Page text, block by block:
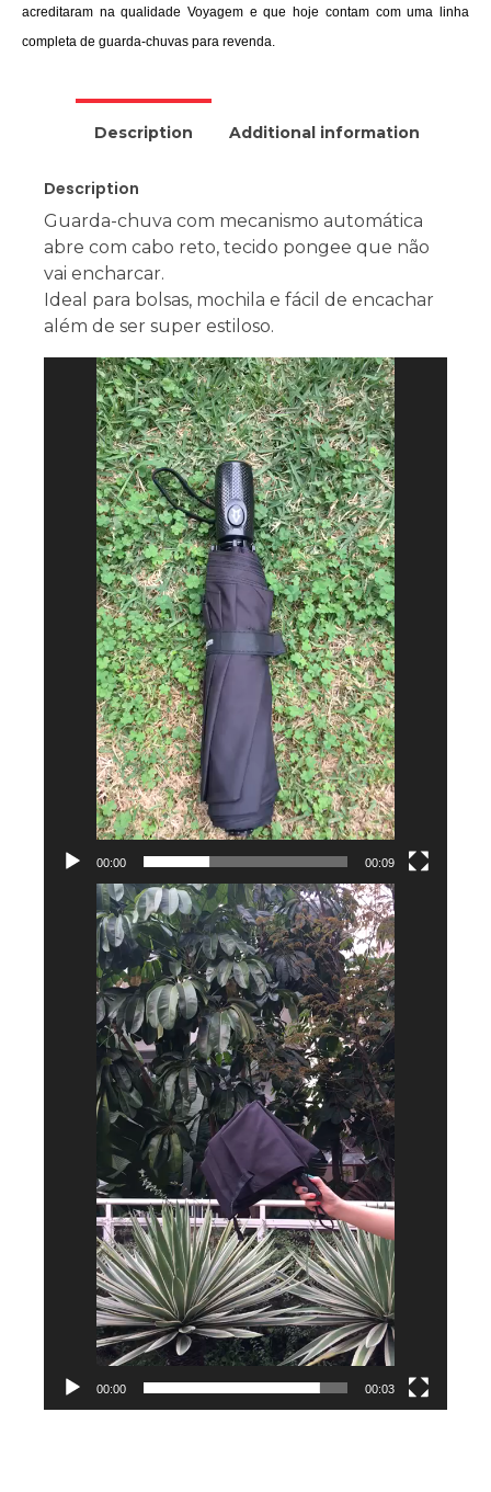
acreditaram na qualidade Voyagem e que hoje contam com uma linha
completa de guarda-chuvas para revenda.
Description Additional information
Description
Guarda-chuva com mecanismo automática
abre com cabo reto, tecido pongee que não
vai encharcar.
Ideal para bolsas, mochila e fácil de encachar
além de ser super estiloso.
Tocador
00:00 00:09
Tocador
00:00 00:03